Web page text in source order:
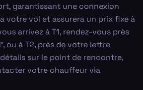
garantissant une connexion
votre vol et assurera un prix fixe à
arrivez à T1, rendez-vous près
ou à T2, près de votre lettre
sur le point de rencontre,
votre chauffeur via